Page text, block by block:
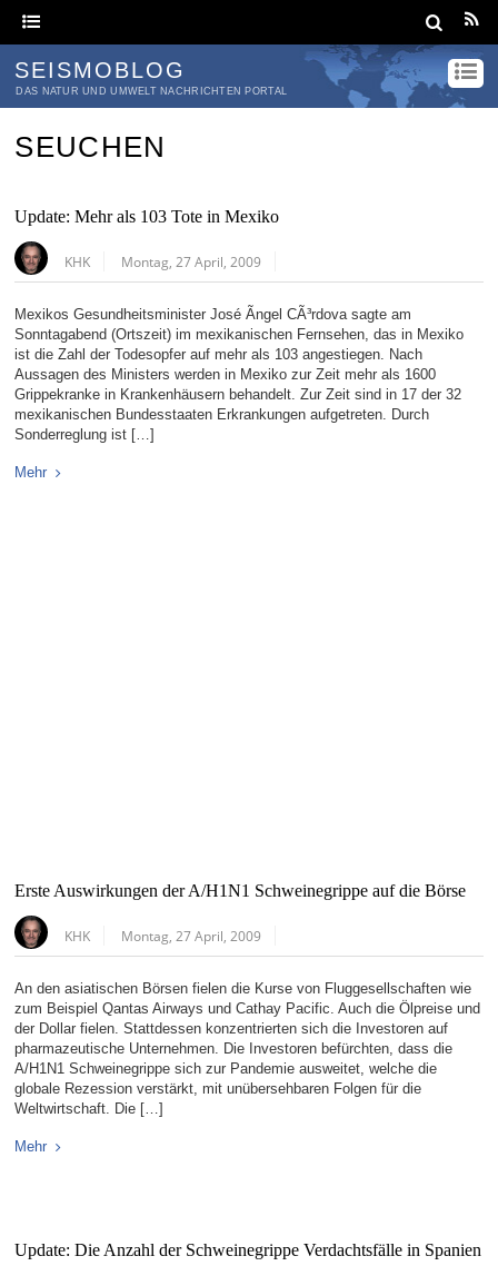
SEISMOBLOG
DAS NATUR UND UMWELT NACHRICHTEN PORTAL
SEUCHEN
Update: Mehr als 103 Tote in Mexiko
KHK Montag, 27 April, 2009
Mexikos Gesundheitsminister José Ãngel CÃ³rdova sagte am
Sonntagabend (Ortszeit) im mexikanischen Fernsehen, das in Mexiko
ist die Zahl der Todesopfer auf mehr als 103 angestiegen. Nach
Aussagen des Ministers werden in Mexiko zur Zeit mehr als 1600
Grippekranke in Krankenhäusern behandelt. Zur Zeit sind in 17 der 32
mexikanischen Bundesstaaten Erkrankungen aufgetreten. Durch
Sonderreglung ist […]
Mehr
Erste Auswirkungen der A/H1N1 Schweinegrippe auf die Börse
KHK Montag, 27 April, 2009
An den asiatischen Börsen fielen die Kurse von Fluggesellschaften wie
zum Beispiel Qantas Airways und Cathay Pacific. Auch die Ölpreise und
der Dollar fielen. Stattdessen konzentrierten sich die Investoren auf
pharmazeutische Unternehmen. Die Investoren befürchten, dass die
A/H1N1 Schweinegrippe sich zur Pandemie ausweitet, welche die
globale Rezession verstärkt, mit unübersehbaren Folgen für die
Weltwirtschaft. Die […]
Mehr
Update: Die Anzahl der Schweinegrippe Verdachtsfälle in Spanien